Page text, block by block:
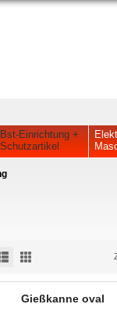
Bst-Einrichtung +
Schutzartikel
Gießkanne oval